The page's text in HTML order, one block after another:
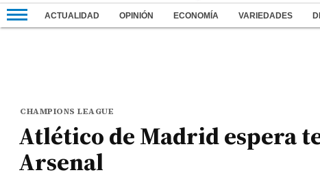
ACTUALIDAD OPINIÓN ECONOMÍA VARIEDADES
CHAMPIONS LEAGUE
Atlético de Madrid espera
Arsenal